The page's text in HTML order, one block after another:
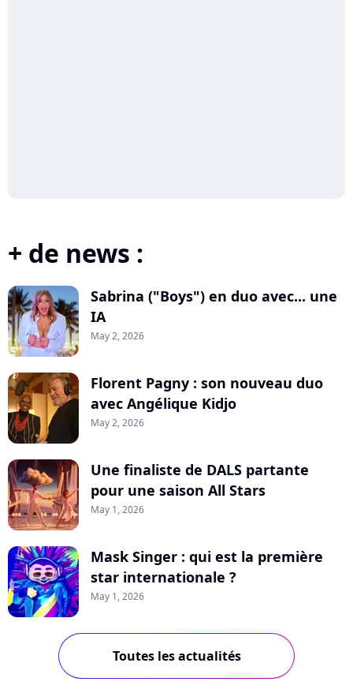
+ de news :
Sabrina ("Boys") en duo avec... une
IA
May 2, 2026
Florent Pagny : son nouveau duo
avec Angélique Kidjo
May 2, 2026
Une finaliste de DALS partante
pour une saison All Stars
May 1, 2026
Mask Singer : qui est la première
star internationale ?
May 1, 2026
Toutes les actualités